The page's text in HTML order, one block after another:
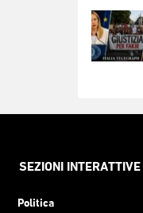
SEZIONI INTERATTIVE
Politica